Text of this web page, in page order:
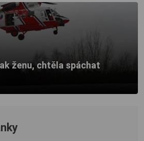
ženu, chtěla spáchat